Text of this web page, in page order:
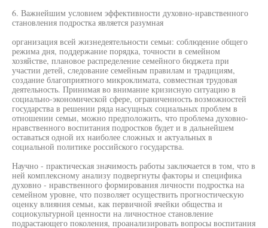
6. Важнейшим условием эффективности духовно-нравственного
становления подростка является разумная
организация всей жизнедеятельности семьи: соблюдение общего
режима дня, поддержание порядка, точности в семейном
хозяйстве, плановое распределение семейного бюджета при
участии детей, следование семейным правилам и традициям,
создание благоприятного микроклимата, совместная трудовая
деятельность. Принимая во внимание кризисную ситуацию в
социально-экономической сфере, ограниченность возможностей
государства в решении ряда насущных социальных проблем в
отношении семьи, можно предположить, что проблема духовно-
нравственного воспитания подростков будет и в дальнейшем
оставаться одной их наиболее сложных и актуальных в
социальной политике российского государства.
Научно - практическая значимость работы заключается в том, что в
ней комплексному анализу подвергнуты факторы и специфика
духовно - нравственного формирования личности подростка на
семейном уровне, что позволяет осуществить прогностическую
оценку влияния семьи, как первичной ячейки общества и
социокультурной ценности на личностное становление
подрастающего поколения, проанализировать вопросы воспитания